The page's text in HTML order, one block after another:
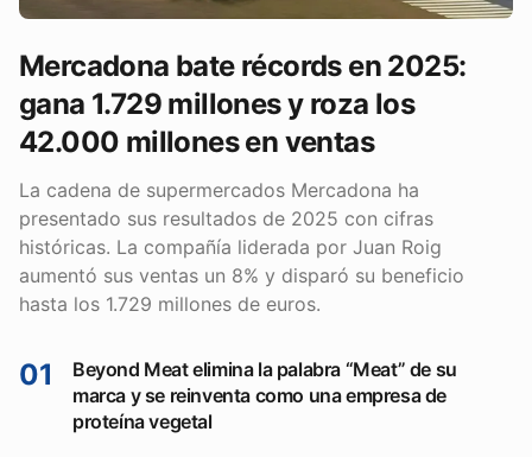
Mercadona bate récords en 2025:
gana 1.729 millones y roza los
42.000 millones en ventas
La cadena de supermercados Mercadona ha
presentado sus resultados de 2025 con cifras
históricas. La compañía liderada por Juan Roig
aumentó sus ventas un 8% y disparó su beneficio
hasta los 1.729 millones de euros.
01
Beyond Meat elimina la palabra “Meat” de su
marca y se reinventa como una empresa de
proteína vegetal